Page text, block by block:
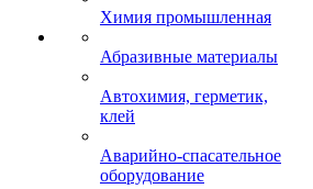
Химия промышленная
Абразивные материалы
Автохимия, герметик,
клей
Аварийно-спасательное
оборудование